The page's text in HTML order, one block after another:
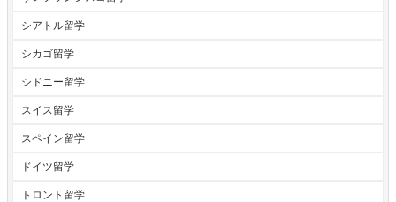
シアトル留学
シカゴ留学
シドニー留学
スイス留学
スペイン留学
ドイツ留学
トロント留学